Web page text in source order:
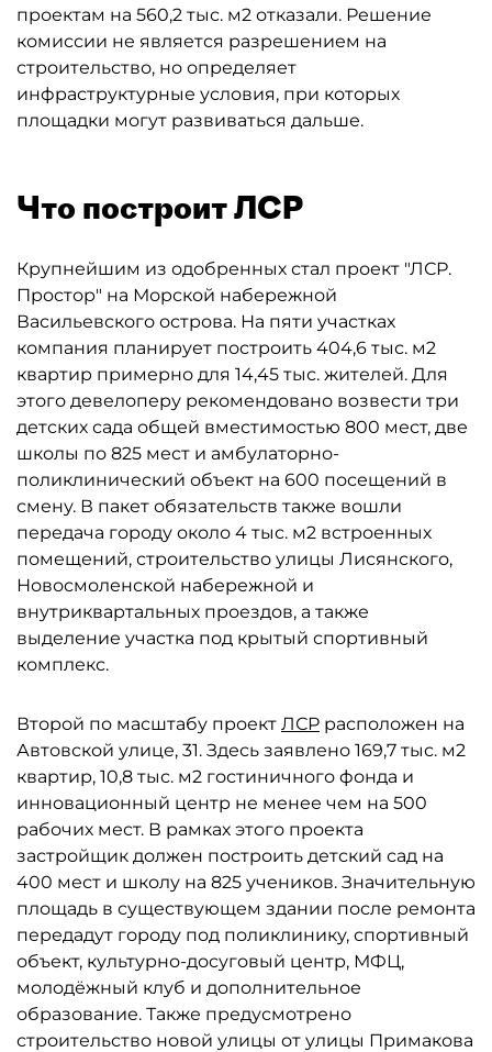
проектам на 560,2 тыс. м2 отказали. Решение
комиссии не является разрешением на
строительство, но определяет
инфраструктурные условия, при которых
площадки могут развиваться дальше.
Что построит ЛСР
Крупнейшим из одобренных стал проект "ЛСР.
Простор" на Морской набережной
Васильевского острова. На пяти участках
компания планирует построить 404,6 тыс. м2
квартир примерно для 14,45 тыс. жителей. Для
этого девелоперу рекомендовано возвести три
детских сада общей вместимостью 800 мест, две
школы по 825 мест и амбулаторно-
поликлинический объект на 600 посещений в
смену. В пакет обязательств также вошли
передача городу около 4 тыс. м2 встроенных
помещений, строительство улицы Лисянского,
Новосмоленской набережной и
внутриквартальных проездов, а также
выделение участка под крытый спортивный
комплекс.
Второй по масштабу проект ЛСР расположен на
Автовской улице, 31. Здесь заявлено 169,7 тыс. м2
квартир, 10,8 тыс. м2 гостиничного фонда и
инновационный центр не менее чем на 500
рабочих мест. В рамках этого проекта
застройщик должен построить детский сад на
400 мест и школу на 825 учеников. Значительную
площадь в существующем здании после ремонта
передадут городу под поликлинику, спортивный
объект, культурно-досуговый центр, МФЦ,
молодёжный клуб и дополнительное
образование. Также предусмотрено
строительство новой улицы от улицы Примакова